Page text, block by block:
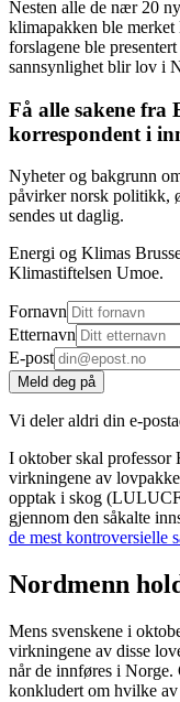
Nesten alle de nær 20
klimapakken ble
forslagene ble
sannsynlighet blir lov i
Få alle sakene fra
korrespondent i
Nyheter og bakgrunn
påvirker norsk politikk,
sendes ut daglig.
Energi og Klimas
Klimastiftelsen Umoe.
Fornavn
Etternavn
E-post
Meld deg på
Vi deler aldri din e-
I oktober skal professor
virkningene av
opptak i skog
gjennom den såkalte
de mest kontroversielle
Nordmenn
Mens svenskene i
virkningene av disse
når de innføres i Norge.
konkludert om hvilke